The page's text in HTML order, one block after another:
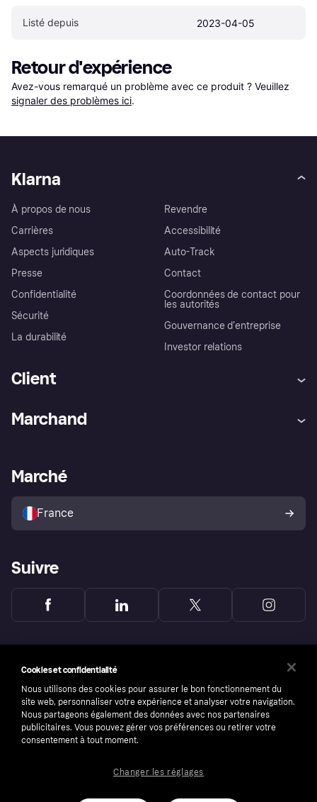
Listé depuis 2023-04-05
Retour d'expérience
Avez-vous remarqué un problème avec ce produit ? Veuillez
signaler des problèmes ici.
Klarna
À propos de nous
Carrières
Aspects juridiques
Presse
Confidentialité
Sécurité
La durabilité
Revendre
Accessibilité
Auto-Track
Contact
Coordonnées de contact pour
les autorités
Gouvernance d’entreprise
Investor relations
Client
Explorez les magasins
Politique de protection de
l’acheteur Klarna
Marchand
Portail Marchand
Marché
France
Suivre
Cookies et confidentialité
Nous utilisons des cookies pour assurer le bon fonctionnement du
site web, personnaliser votre expérience et analyser votre navigation.
Nous partageons également des données avec nos partenaires
publicitaires. Vous pouvez gérer vos préférences ou retirer votre
consentement à tout moment.
Changer les réglages